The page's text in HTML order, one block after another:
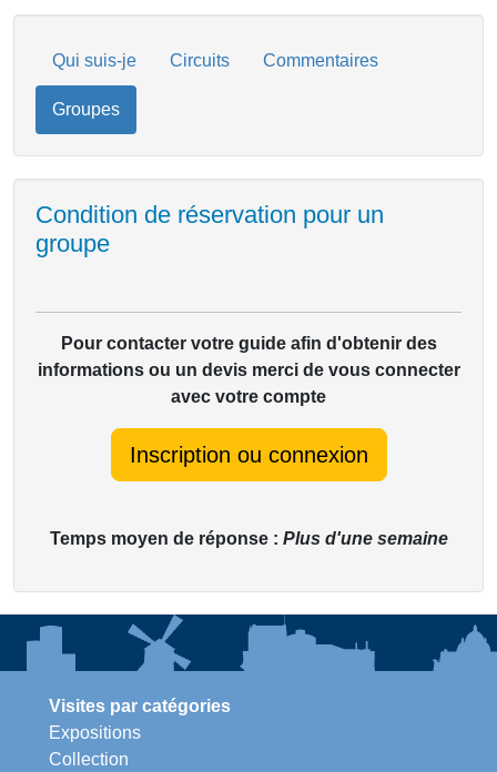
Qui suis-je Circuits Commentaires
Groupes
Condition de réservation pour un
groupe
Pour contacter votre guide afin d'obtenir des
informations ou un devis merci de vous connecter
avec votre compte
Inscription ou connexion
Temps moyen de réponse : Plus d'une semaine
Visites par catégories
Expositions
Collection